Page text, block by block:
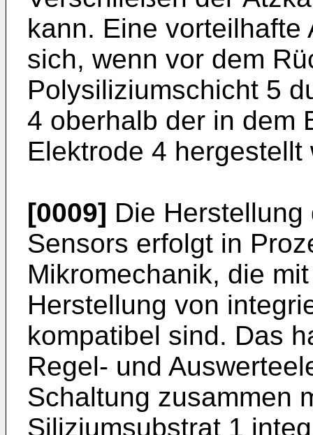
kann. Eine vorteilhafte
sich, wenn vor dem
Polysiliziumschicht 5
4 oberhalb der in dem
Elektrode 4 hergestellt
[0009] Die
Sensors erfolgt in
Mikromechanik, die
Herstellung von
kompatibel sind. Das
Regel- und
Schaltung zusammen
Siliziumsubstrat 1